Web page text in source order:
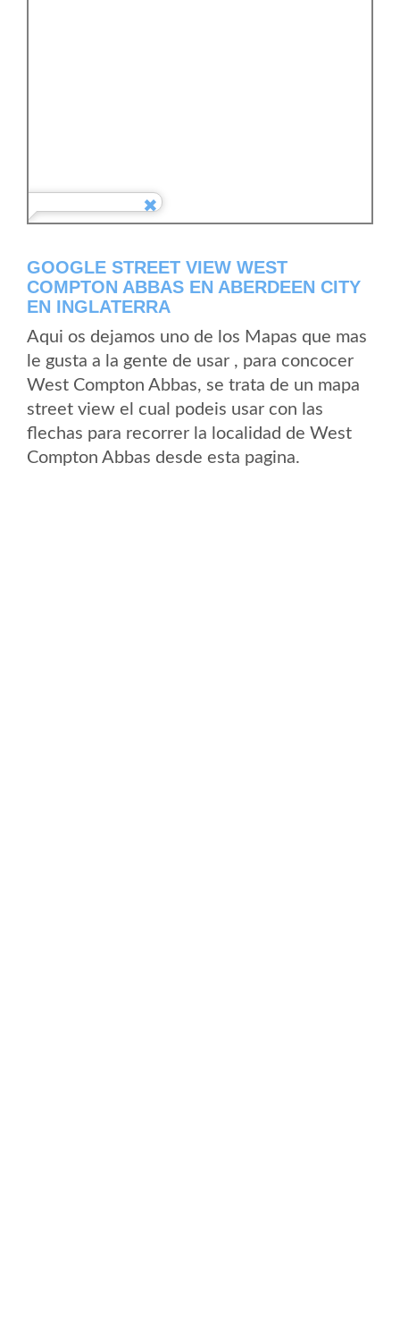
GOOGLE STREET VIEW WEST
COMPTON ABBAS EN ABERDEEN CITY
EN INGLATERRA
Aqui os dejamos uno de los Mapas que mas
le gusta a la gente de usar , para concocer
West Compton Abbas, se trata de un mapa
street view el cual podeis usar con las
flechas para recorrer la localidad de West
Compton Abbas desde esta pagina.